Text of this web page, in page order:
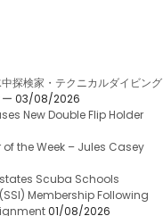
探検家・テクニカルダイビング
03/08/2026
New Double Flip Holder
the Week – Jules Casey
Scuba Schools
Membership Following
01/08/2026